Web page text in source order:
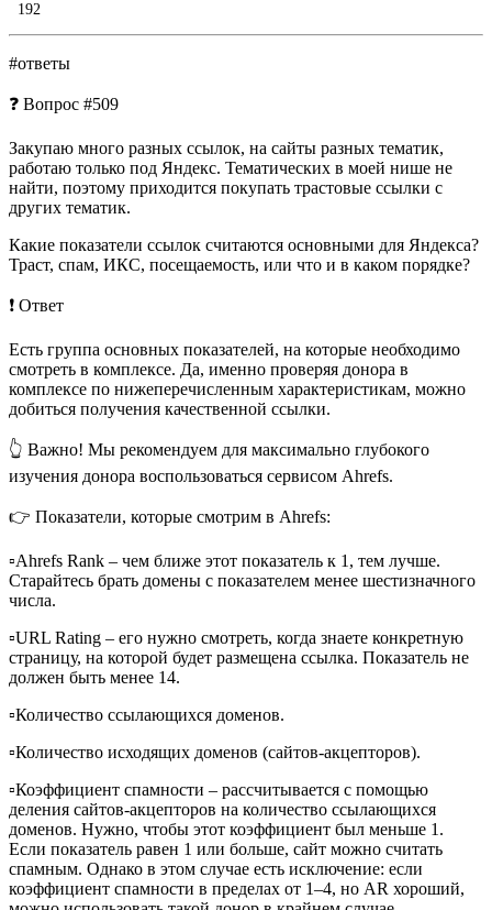
192
#ответы
❓ Вопрос #509
Закупаю много разных ссылок, на сайты разных тематик,
работаю только под Яндекс. Тематических в моей нише не
найти, поэтому приходится покупать трастовые ссылки с
других тематик.
Какие показатели ссылок считаются основными для Яндекса?
Траст, спам, ИКС, посещаемость, или что и в каком порядке?
❗️ Ответ
Есть группа основных показателей, на которые необходимо
смотреть в комплексе. Да, именно проверяя донора в
комплексе по нижеперечисленным характеристикам, можно
добиться получения качественной ссылки.
👆 Важно! Мы рекомендуем для максимально глубокого
изучения донора воспользоваться сервисом Ahrefs.
👉 Показатели, которые смотрим в Ahrefs:
▫️Ahrefs Rank – чем ближе этот показатель к 1, тем лучше.
Старайтесь брать домены с показателем менее шестизначного
числа.
▫️URL Rating – его нужно смотреть, когда знаете конкретную
страницу, на которой будет размещена ссылка. Показатель не
должен быть менее 14.
▫️Количество ссылающихся доменов.
▫️Количество исходящих доменов (сайтов-акцепторов).
▫️Коэффициент спамности – рассчитывается с помощью
деления сайтов-акцепторов на количество ссылающихся
доменов. Нужно, чтобы этот коэффициент был меньше 1.
Если показатель равен 1 или больше, сайт можно считать
спамным. Однако в этом случае есть исключение: если
коэффициент спамности в пределах от 1–4, но AR хороший,